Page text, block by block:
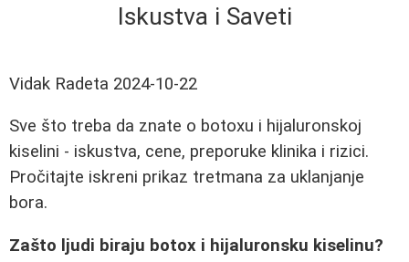
Iskustva i Saveti
Vidak Radeta 2024-10-22
Sve što treba da znate o botoxu i hijaluronskoj
kiselini - iskustva, cene, preporuke klinika i rizici.
Pročitajte iskreni prikaz tretmana za uklanjanje
bora.
Zašto ljudi biraju botox i hijaluronsku kiselinu?